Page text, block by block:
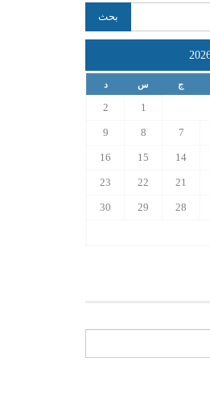
ج س د
1
2
7
8
9
14
15
16
21
22
23
28
29
30